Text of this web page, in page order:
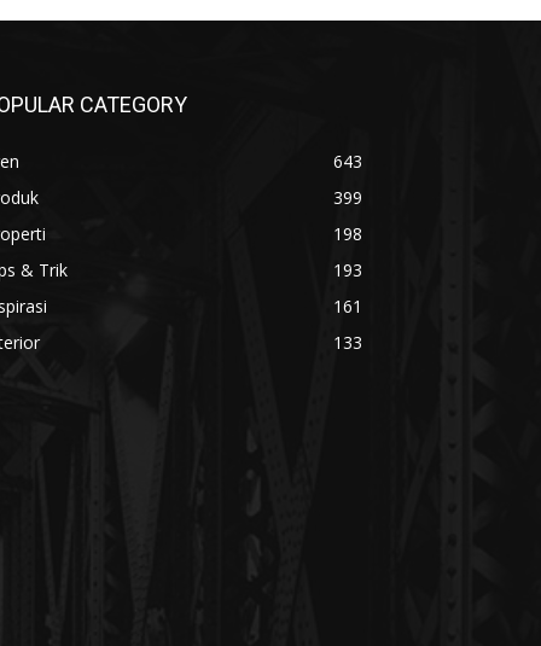
CATEGORY
643
399
198
& Trik
193
161
133